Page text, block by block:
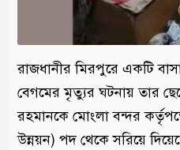
রাজধানীর মিরপুরে একটি
বেগমের মৃত্যুর ঘটনায় তার
রহমানকে মোংলা বন্দর
উন্নয়ন) পদ থেকে সরিয়ে